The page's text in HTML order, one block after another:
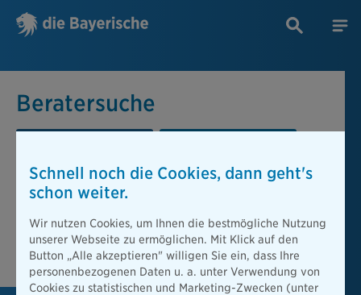
Beratersuche
Beratersuche
PLZ oder Ort
Berater finden
Schnell noch die Cookies, dann geht's
schon weiter.
Wir nutzen Cookies, um Ihnen die bestmögliche Nutzung
unserer Webseite zu ermöglichen. Mit Klick auf den
Button „Alle akzeptieren" willigen Sie ein, dass Ihre
personenbezogenen Daten u. a. unter Verwendung von
Cookies zu statistischen und Marketing-Zwecken (unter